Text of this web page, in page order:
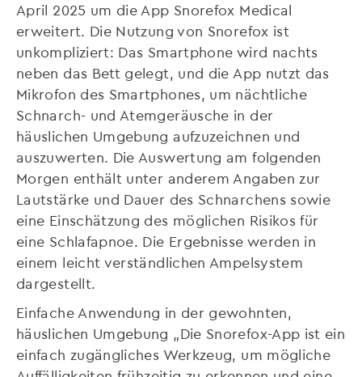
April 2025 um die App Snorefox Medical
erweitert. Die Nutzung von Snorefox ist
unkompliziert: Das Smartphone wird nachts
neben das Bett gelegt, und die App nutzt das
Mikrofon des Smartphones, um nächtliche
Schnarch- und Atemgeräusche in der
häuslichen Umgebung aufzuzeichnen und
auszuwerten. Die Auswertung am folgenden
Morgen enthält unter anderem Angaben zur
Lautstärke und Dauer des Schnarchens sowie
eine Einschätzung des möglichen Risikos für
eine Schlafapnoe. Die Ergebnisse werden in
einem leicht verständlichen Ampelsystem
dargestellt.
Einfache Anwendung in der gewohnten,
häuslichen Umgebung „Die Snorefox-App ist ein
einfach zugängliches Werkzeug, um mögliche